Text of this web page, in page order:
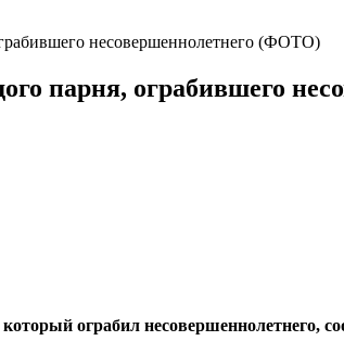
несовершеннолетнего (ФОТО)
парня, ограбившего
ограбил несовершеннолетнего,